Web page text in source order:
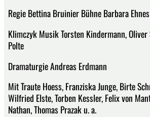
Regie Bettina Bruinier Bühne Barbara
Klimczyk Musik Torsten Kindermann,
Polte
Dramaturgie Andreas Erdmann
Mit Traute Hoess, Franziska Junge, Birte
Wilfried Elste, Torben Kessler, Felix von
Nathan, Thomas Prazak u. a.